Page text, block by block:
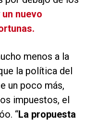
un nuevo
menos a la
la política del
un poco más,
impuestos, el
“La propuesta